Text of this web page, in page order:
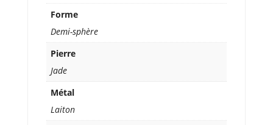
Forme
Demi-sphère
Pierre
Jade
Métal
Laiton